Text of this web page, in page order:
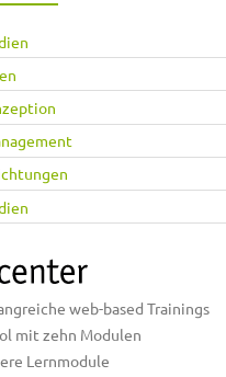
web-based Trainings
mit zehn Modulen
Lernmodule